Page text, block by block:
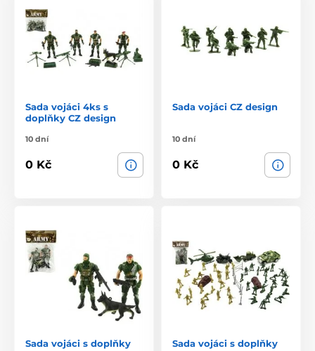
Sada vojáci 4ks s
doplňky CZ design
10 dní
0 Kč
Sada vojáci CZ design
10 dní
0 Kč
Sada vojáci s doplňky Sada vojáci s doplňky